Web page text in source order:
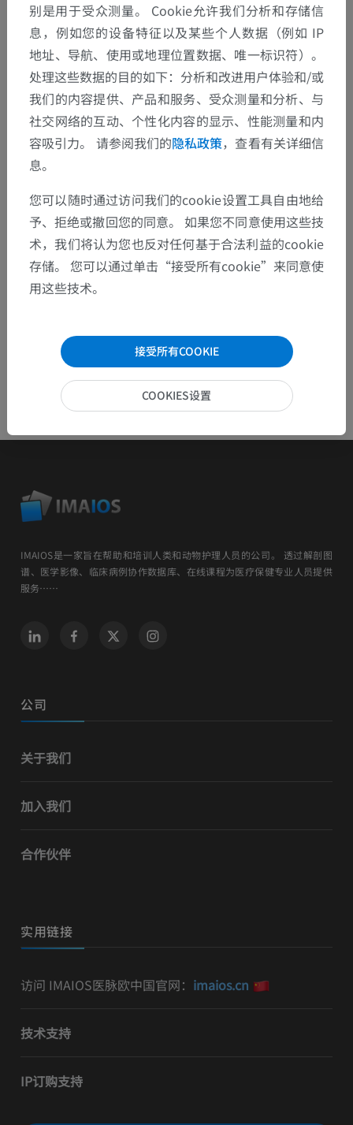
翻译
发现错误？
欢迎提出更正、翻译或内容改进的建议。
检举错误
下载APP
IMAIOS是一家旨在帮助和培训人类和动物护理人员的公司。 透过解剖图
谱、医学影像、临床病例协作数据库、在线课程为医疗保健专业人员提供
服务……
公司
关于我们
加入我们
合作伙伴
实用链接
访问 IMAIOS医脉欧中国官网： imaios.cn
技术支持
IP订购支持
别是用于受众测量。 Cookie允许我们分析和存储信
息，例如您的设备特征以及某些个人数据（例如 IP
地址、导航、使用或地理位置数据、唯一标识符）。
处理这些数据的目的如下：分析和改进用户体验和/或
我们的内容提供、产品和服务、受众测量和分析、与
社交网络的互动、个性化内容的显示、性能测量和内
容吸引力。 请参阅我们的隐私政策，查看有关详细信
息。
您可以随时通过访问我们的cookie设置工具自由地给
予、拒绝或撤回您的同意。 如果您不同意使用这些技
术，我们将认为您也反对任何基于合法利益的cookie
存储。 您可以通过单击“接受所有cookie”来同意使
用这些技术。
接受所有COOKIE
COOKIES设置